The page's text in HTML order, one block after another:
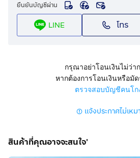
บี สแควร์ พระราม 9-เหม่งจ๋าย ขา
ขายโฮมออฟฟิศ 4 ชั้น ซอยสหการป
สูง 4 ชั้น 4 น้ำ มีที่จอดรถ 3 คัน แอร์
พื้นชั้นล่างปูกระเบื้องแกรนิตโต้ พื้นชั้น
ออฟฟิตพร้อมใช้งาน
ยืนยันบัญชีผ่าน
LINE โทร
กรุณาอย่าโอนเงินไม่ว่า
หากต้องการโอนเงินหรือมั
ตรวจสอบบัญชีคนโก
แจ้งประกาศไม่เหม
สินค้าที่คุณอาจจะสนใจ'